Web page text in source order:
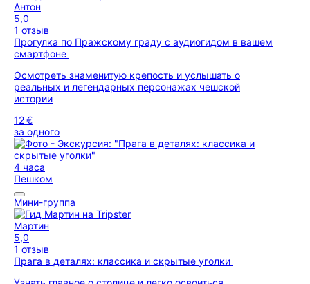
Антон
5,0
1 отзыв
Прогулка по Пражскому граду с аудиогидом в вашем
смартфоне
Осмотреть знаменитую крепость и услышать о
реальных и легендарных персонажах чешской
истории
12 €
за одного
4 часа
Пешком
Мини-группа
Мартин
5,0
1 отзыв
Прага в деталях: классика и скрытые уголки